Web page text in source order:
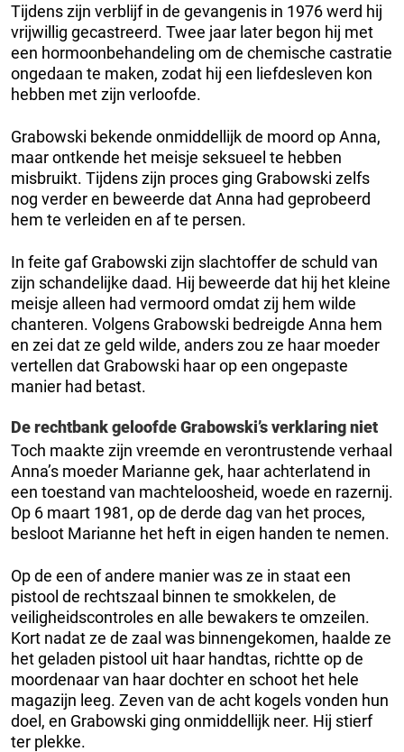
Tijdens zijn verblijf in de gevangenis in 1976 werd hij
vrijwillig gecastreerd. Twee jaar later begon hij met
een hormoonbehandeling om de chemische castratie
ongedaan te maken, zodat hij een liefdesleven kon
hebben met zijn verloofde.
Grabowski bekende onmiddellijk de moord op Anna,
maar ontkende het meisje seksueel te hebben
misbruikt. Tijdens zijn proces ging Grabowski zelfs
nog verder en beweerde dat Anna had geprobeerd
hem te verleiden en af te persen.
In feite gaf Grabowski zijn slachtoffer de schuld van
zijn schandelijke daad. Hij beweerde dat hij het kleine
meisje alleen had vermoord omdat zij hem wilde
chanteren. Volgens Grabowski bedreigde Anna hem
en zei dat ze geld wilde, anders zou ze haar moeder
vertellen dat Grabowski haar op een ongepaste
manier had betast.
De rechtbank geloofde Grabowski’s verklaring niet
Toch maakte zijn vreemde en verontrustende verhaal
Anna’s moeder Marianne gek, haar achterlatend in
een toestand van machteloosheid, woede en razernij.
Op 6 maart 1981, op de derde dag van het proces,
besloot Marianne het heft in eigen handen te nemen.
Op de een of andere manier was ze in staat een
pistool de rechtszaal binnen te smokkelen, de
veiligheidscontroles en alle bewakers te omzeilen.
Kort nadat ze de zaal was binnengekomen, haalde ze
het geladen pistool uit haar handtas, richtte op de
moordenaar van haar dochter en schoot het hele
magazijn leeg. Zeven van de acht kogels vonden hun
doel, en Grabowski ging onmiddellijk neer. Hij stierf
ter plekke.